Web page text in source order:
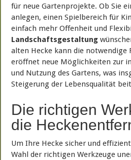
für neue Gartenprojekte. Ob Sie
anlegen, einen Spielbereich für
einfach mehr Offenheit und
Landschaftsgestaltung
alten Hecke kann die notwendige
eröffnet neue Möglichkeiten zur
und Nutzung des Gartens, was
Steigerung der Lebensqualität
Die richtigen
die
Um Ihre Hecke sicher und
Wahl der richtigen Werkzeuge